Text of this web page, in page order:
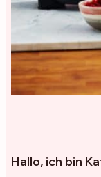
Hallo, ich bin